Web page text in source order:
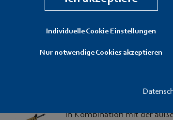
Individuelle Cookie Einstellungen
Nur notwendige Cookies akzeptieren
verkauft
Bei der angebotenen
CR223 handelt es sich um
abstimmte Waffe auf AR15
die Waffe ebenfalls über
Accushot in der
Abzug löst sauber aus und
In Kombination mit der